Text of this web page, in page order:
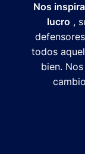
Nos
lucro ,
todos
bien.